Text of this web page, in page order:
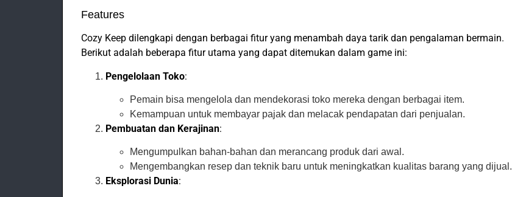
Features
Cozy Keep dilengkapi dengan berbagai fitur yang menambah daya tarik dan pengalaman bermain.
Berikut adalah beberapa fitur utama yang dapat ditemukan dalam game ini:
Pengelolaan Toko:
Pemain bisa mengelola dan mendekorasi toko mereka dengan berbagai item.
Kemampuan untuk membayar pajak dan melacak pendapatan dari penjualan.
Pembuatan dan Kerajinan:
Mengumpulkan bahan-bahan dan merancang produk dari awal.
Mengembangkan resep dan teknik baru untuk meningkatkan kualitas barang yang dijual.
Eksplorasi Dunia: